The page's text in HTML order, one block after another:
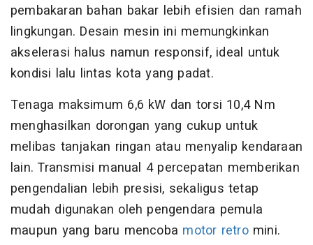
pembakaran bahan bakar lebih efisien dan ramah
lingkungan. Desain mesin ini memungkinkan
akselerasi halus namun responsif, ideal untuk
kondisi lalu lintas kota yang padat.
Tenaga maksimum 6,6 kW dan torsi 10,4 Nm
menghasilkan dorongan yang cukup untuk
melibas tanjakan ringan atau menyalip kendaraan
lain. Transmisi manual 4 percepatan memberikan
pengendalian lebih presisi, sekaligus tetap
mudah digunakan oleh pengendara pemula
maupun yang baru mencoba motor retromini.